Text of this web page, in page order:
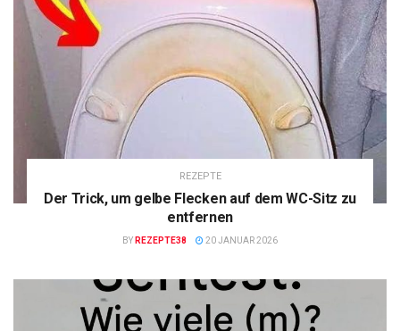
REZEPTE
Der Trick, um gelbe Flecken auf dem WC-Sitz zu
entfernen
BY REZEPTE38 20 JANUAR 2026